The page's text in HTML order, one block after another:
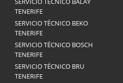
TENERIFE
SERVICIO TÉCNICO BEKO
TENERIFE
SERVICIO TÉCNICO BOSCH
TENERIFE
SERVICIO TÉCNICO BRU
TENERIFE